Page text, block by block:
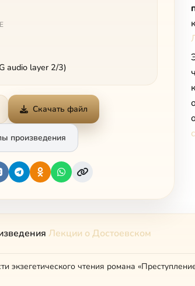
audio layer 2/3)
Скачать файл
произведения
Лекции о Достоевском
экзегетического чтения романа